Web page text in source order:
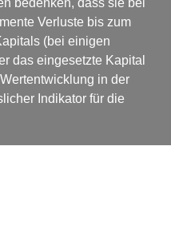
Verluste bis zum
(bei einigen
das eingesetzte Kapital
in der
Indikator für die